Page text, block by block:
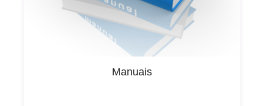
Manuais